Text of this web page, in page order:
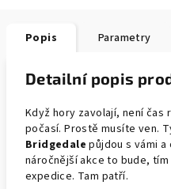
Popis Parametry
Detailní popis
Když hory zavolají, není čas
počasí. Prostě musíte ven.
Bridgedale půjdou s vámi a
náročnější akce to bude,
expedice. Tam patří.